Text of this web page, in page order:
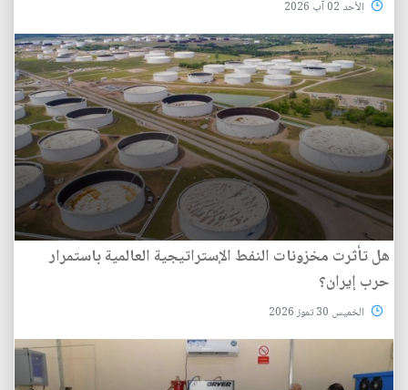
الأحد 02 آب 2026
هل تأثرت مخزونات النفط الإستراتيجية العالمية باستمرار
حرب إيران؟
الخميس 30 تموز 2026